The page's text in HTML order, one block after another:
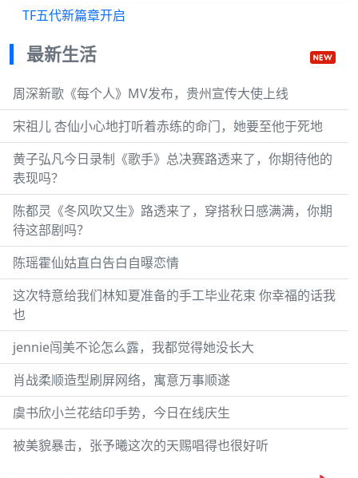
TF五代新篇章开启
最新生活
周深新歌《每个人》MV发布，贵州宣传大使上线
宋祖儿 杏仙小心地打听着赤练的命门，她要至他于死地
黄子弘凡今日录制《歌手》总决赛路透来了，你期待他的
表现吗？
陈都灵《冬风吹又生》路透来了，穿搭秋日感满满，你期
待这部剧吗？
陈瑶霍仙姑直白告白自曝恋情
这次特意给我们林知夏准备的手工毕业花束 你幸福的话我
也
jennie闯美不论怎么露，我都觉得她没长大
肖战柔顺造型刷屏网络，寓意万事顺遂
虞书欣小兰花结印手势，今日在线庆生
被美貌暴击，张予曦这次的天赐唱得也很好听